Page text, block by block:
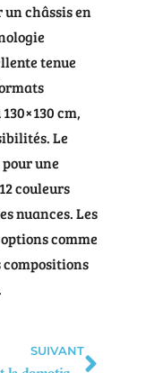
châssis en
tenue
cm,
Le
une
couleurs
nuances. Les
comme
compositions
SUIVANT